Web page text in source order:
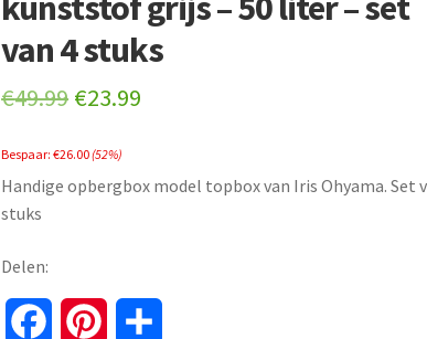
van 4 stuks
€49.99 Original
was:
€23.99
is:
Bespaar:€26.00(52%)
Handige opbergbox model topbox van Iris Ohyama. Set
stuks
Delen: